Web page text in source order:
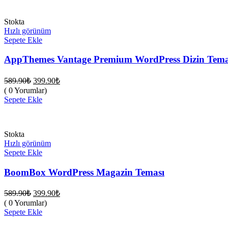
Stokta
Hızlı görünüm
Sepete Ekle
AppThemes Vantage Premium WordPress Dizin
589.90₺ Orijinal
fiyat:
589.90₺.
399.90₺Şu
( 0 Yorumlar)
Sepete Ekle
Stokta
Hızlı görünüm
Sepete Ekle
BoomBox WordPress Magazin Teması
589.90₺ Orijinal
fiyat:
589.90₺.
399.90₺Şu
( 0 Yorumlar)
Sepete Ekle